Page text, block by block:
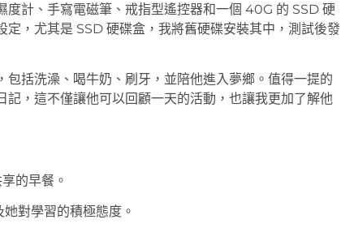
度計、手寫電磁筆、戒指型遙控器和一個 40G 的 SSD 硬
，尤其是 SSD 硬碟盒，我將舊硬碟安裝其中，測試後發
括洗澡、喝牛奶、刷牙，並陪他進入夢鄉。值得一提的
，這不僅讓他可以回顧一天的活動，也讓我更加了解他
的早餐。
對學習的積極態度。